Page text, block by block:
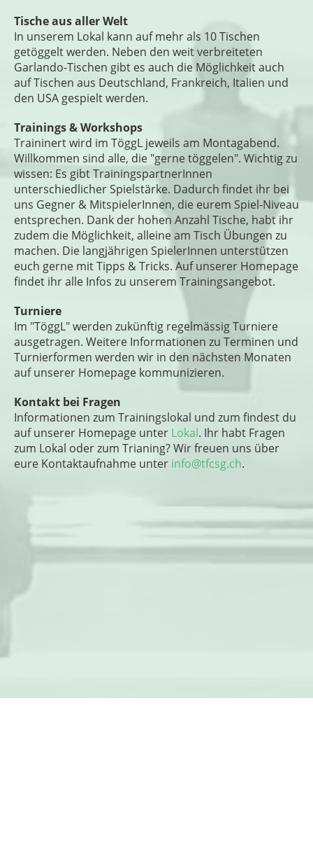
Tische aus aller Welt
In unserem Lokal kann auf mehr als 10 Tischen
getöggelt werden. Neben den weit verbreiteten
Garlando-Tischen gibt es auch die Möglichkeit auch
auf Tischen aus Deutschland, Frankreich, Italien und
den USA gespielt werden.
Trainings & Workshops
Traininert wird im TöggL jeweils am Montagabend.
Willkommen sind alle, die "gerne töggelen". Wichtig zu
wissen: Es gibt TrainingspartnerInnen
unterschiedlicher Spielstärke. Dadurch findet ihr bei
uns Gegner & MitspielerInnen, die eurem Spiel-Niveau
entsprechen. Dank der hohen Anzahl Tische, habt ihr
zudem die Möglichkeit, alleine am Tisch Übungen zu
machen. Die langjährigen SpielerInnen unterstützen
euch gerne mit Tipps & Tricks. Auf unserer Homepage
findet ihr alle Infos zu unserem Trainingsangebot.
Turniere
Im "TöggL" werden zukünftig regelmässig Turniere
ausgetragen. Weitere Informationen zu Terminen und
Turnierformen werden wir in den nächsten Monaten
auf unserer Homepage kommunizieren.
Kontakt bei Fragen
Informationen zum Trainingslokal und zum findest du
auf unserer Homepage unter Lokal. Ihr habt Fragen
zum Lokal oder zum Trianing? Wir freuen uns über
eure Kontaktaufnahme unter info@tfcsg.ch.